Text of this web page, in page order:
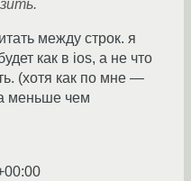
между строк. я
как в ios, а не что
(хотя как по мне —
меньше чем